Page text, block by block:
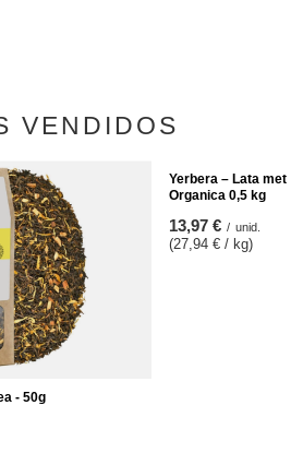
VENDIDOS
- 50g
Yerbera – Lata
Organica 0,5 kg
13,97 € / unid.
(27,94 € / kg)